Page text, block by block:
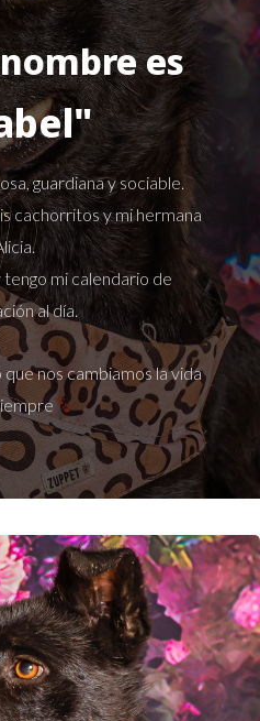
es
guardiana y sociable.
cachorritos y mi hermana
mi calendario de
al día.
nos cambiamos la vida